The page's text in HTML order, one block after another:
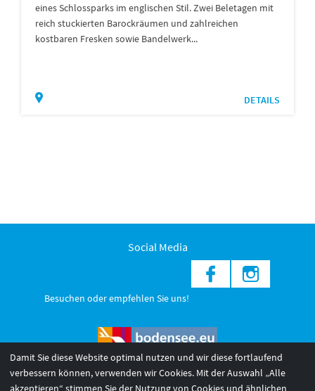
eines Schlossparks im englischen Stil. Zwei Beletagen mit
reich stuckierten Barockräumen und zahlreichen
kostbaren Fresken sowie Bandelwerk...
DETAILS
Social Media
Besuchen oder empfehlen Sie uns!
Damit Sie diese Website optimal nutzen und wir diese fortlaufend
verbessern können, verwenden wir Cookies. Mit der Auswahl „Alle
akzeptieren“ stimmen Sie der Nutzung von Cookies und ähnlichen